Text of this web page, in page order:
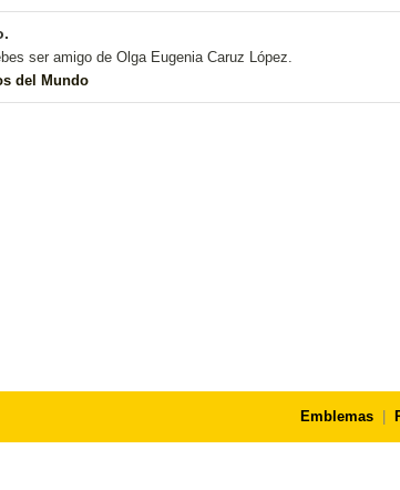
ser amigo de Olga Eugenia Caruz López.
del Mundo
Emblemas